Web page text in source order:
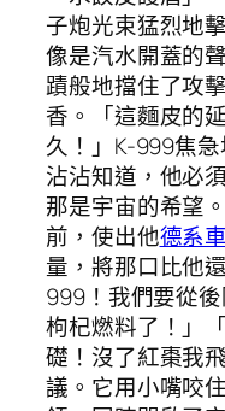
子炮光束猛烈地
像是汽水開蓋的
蹟般地擋住了攻
香。「這麵皮的
久！」K-999焦
沾沾知道，他必
那是宇宙的希望
前，使出他德系
量，將那口比他
999！我們要從
枸杞燃料了！」
礎！沒了紅棗我
議。它用小嘴咬